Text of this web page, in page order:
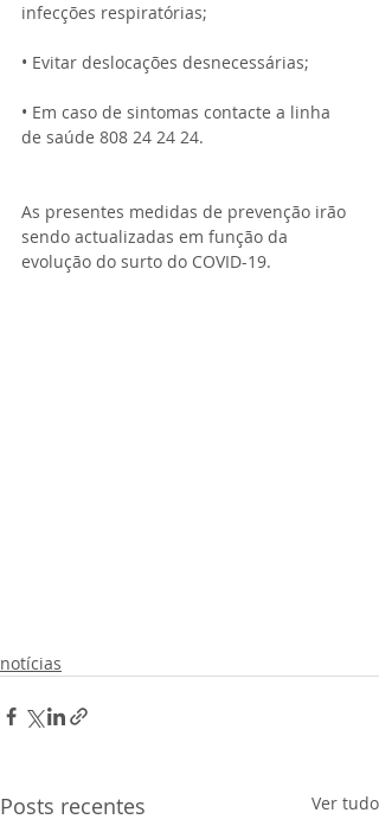
infecções respiratórias;
• Evitar deslocações desnecessárias;
• Em caso de sintomas contacte a linha
de saúde 808 24 24 24.
As presentes medidas de prevenção irão
sendo actualizadas em função da
evolução do surto do COVID-19.
notícias
Posts recentes Ver tudo